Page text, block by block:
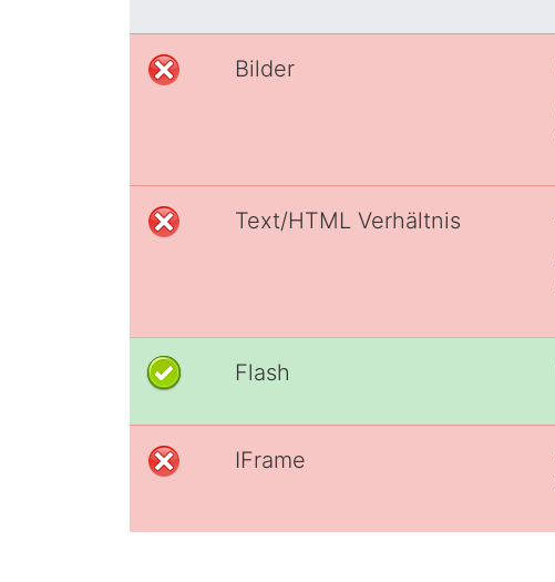
Bilder
Text/HTML Verhältnis
Flash
IFrame